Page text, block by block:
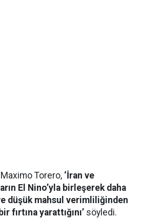
Torero, ‘İran ve
El Nino’yla birleşerek daha
düşük mahsul verimliliğinden
fırtına yarattığını’ söyledi.